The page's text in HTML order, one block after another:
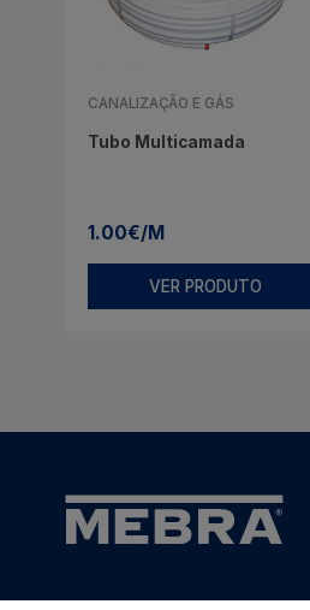
CANALIZAÇÃO E GÁS
Tubo Multicamada
1.00€/M
VER PRODUTO